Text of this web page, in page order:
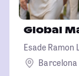
Global
Esade Ramon
Barcelona